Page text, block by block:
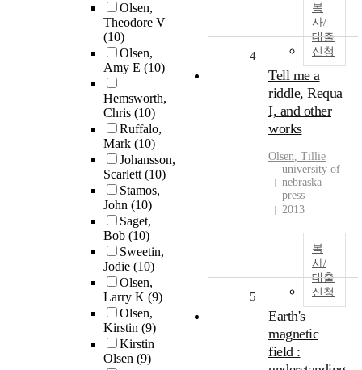
Olsen,
Theodore V
(10)
Olsen,
Amy E (10)
Hemsworth,
Chris (10)
Ruffalo,
Mark (10)
Johansson,
Scarlett(10)
Stamos,
John (10)
Saget,
Bob (10)
Sweetin,
Jodie (10)
Olsen,
Larry K (9)
Olsen,
Kirstin (9)
Kirstin
Olsen (9)
복
사/
대출
신청
4
Tell me a
riddle, Requa
I, and other
works
Olsen, Tillie
university of
nebraska
press
2013
복
사/
대출
신청
5
Earth's
magnetic
field :